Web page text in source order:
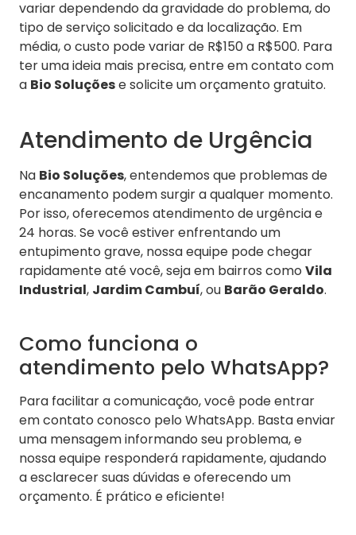
variar dependendo da gravidade do problema, do
tipo de serviço solicitado e da localização. Em
média, o custo pode variar de R$150 a R$500. Para
ter uma ideia mais precisa, entre em contato com
a Bio Soluçõese solicite um orçamento gratuito.
Atendimento de Urgência
Na Bio Soluções, entendemos que problemas de
encanamento podem surgir a qualquer momento.
Por isso, oferecemos atendimento de urgência e
24 horas. Se você estiver enfrentando um
entupimento grave, nossa equipe pode chegar
rapidamente até você, seja em bairros como Vila
Industrial, Jardim Cambuí, ou Barão Geraldo.
Como funciona o
atendimento pelo WhatsApp?
Para facilitar a comunicação, você pode entrar
em contato conosco pelo WhatsApp. Basta enviar
uma mensagem informando seu problema, e
nossa equipe responderá rapidamente, ajudando
a esclarecer suas dúvidas e oferecendo um
orçamento. É prático e eficiente!